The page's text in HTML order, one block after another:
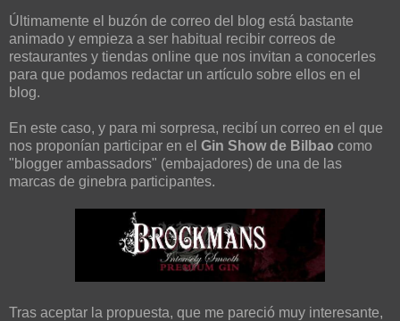
Últimamente el buzón de correo del blog está bastante
animado y empieza a ser habitual recibir correos de
restaurantes y tiendas online que nos invitan a conocerles
para que podamos redactar un artículo sobre ellos en el
blog.
En este caso, y para mi sorpresa, recibí un correo en el que
nos proponían participar en el Gin Show de Bilbao como
"blogger ambassadors" (embajadores) de una de las
marcas de ginebra participantes.
Tras aceptar la propuesta, que me pareció muy interesante,